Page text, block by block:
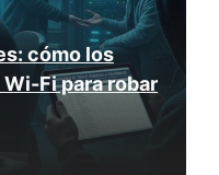
cómo los
Fi para robar